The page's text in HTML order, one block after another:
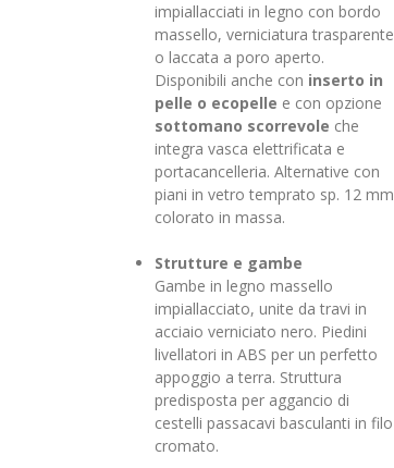
impiallacciati in legno con bordo
massello, verniciatura trasparente
o laccata a poro aperto.
Disponibili anche con inserto in
pelle o ecopelle e con opzione
sottomano scorrevole che
integra vasca elettrificata e
portacancelleria. Alternative con
piani in vetro temprato sp. 12 mm
colorato in massa.
Strutture e gambe
Gambe in legno massello
impiallacciato, unite da travi in
acciaio verniciato nero. Piedini
livellatori in ABS per un perfetto
appoggio a terra. Struttura
predisposta per aggancio di
cestelli passacavi basculanti in filo
cromato.